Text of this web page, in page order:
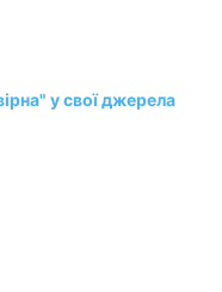
у свої джерела